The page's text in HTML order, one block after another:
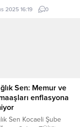
ziyaret ederek
duygularını dile
Şehit ve Gazi
2025 16:19 0
Sen: Memur ve
enflasyona
Sen Kocaeli Şube